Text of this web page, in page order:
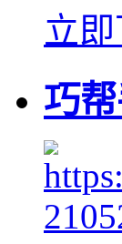
立
巧